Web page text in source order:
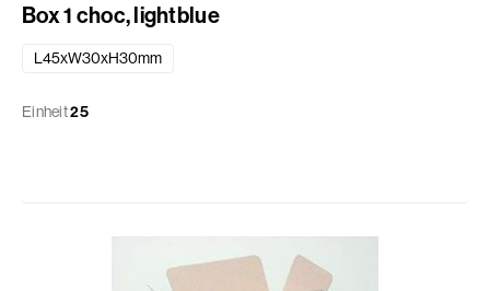
Box 1 choc, lightblue
L45xW30xH30mm
Einheit25